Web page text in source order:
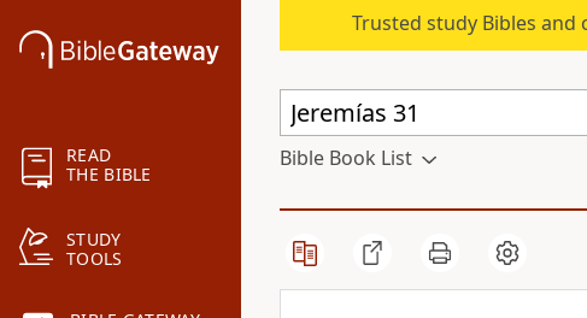
READ
THE BIBLE
STUDY
TOOLS
Trusted study Bibles and
Bible Book List